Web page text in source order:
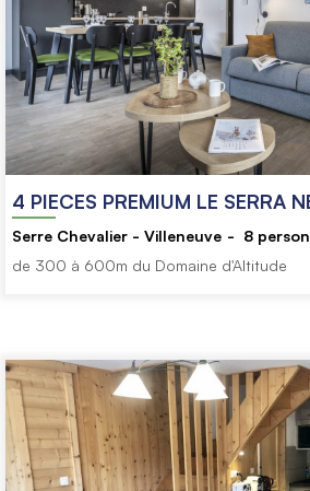
4 PIECES PREMIUM LE SERRA
Serre Chevalier - Villeneuve 8
de 300 à 600m du Domaine d'Altitude